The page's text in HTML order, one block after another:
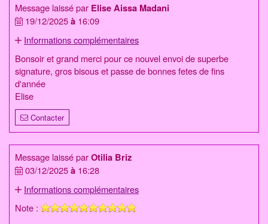
Message laissé par Elise Aissa Madani
19/12/2025à 16:09
Informations complémentaires
Bonsoir et grand merci pour ce nouvel envoi de superbe
signature, gros bisous et passe de bonnes fetes de fins
d'année
Elise
Contacter
Message laissé parOtilia Briz
03/12/2025à 16:28
Informations complémentaires
Note :